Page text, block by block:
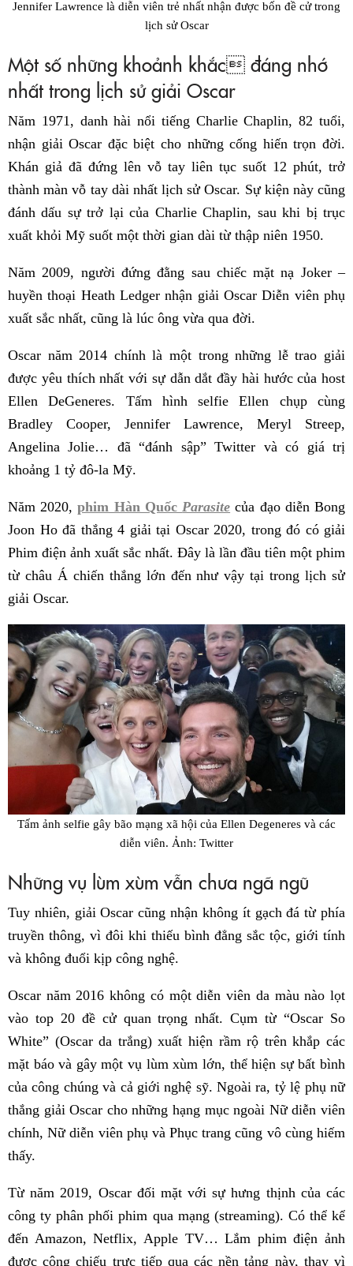
Jennifer Lawrence là diễn viên trẻ nhất nhận được bốn đề cử trong
lịch sử Oscar
Một số những khoảnh khắc đáng nhớ
nhất trong lịch sử giải Oscar
Năm 1971, danh hài nổi tiếng Charlie Chaplin, 82 tuổi,
nhận giải Oscar đặc biệt cho những cống hiến trọn đời.
Khán giả đã đứng lên vỗ tay liên tục suốt 12 phút, trở
thành màn vỗ tay dài nhất lịch sử Oscar. Sự kiện này cũng
đánh dấu sự trở lại của Charlie Chaplin, sau khi bị trục
xuất khỏi Mỹ suốt một thời gian dài từ thập niên 1950.
Năm 2009, người đứng đằng sau chiếc mặt nạ Joker –
huyền thoại Heath Ledger nhận giải Oscar Diễn viên phụ
xuất sắc nhất, cũng là lúc ông vừa qua đời.
Oscar năm 2014 chính là một trong những lễ trao giải
được yêu thích nhất với sự dẫn dắt đầy hài hước của host
Ellen DeGeneres. Tấm hình selfie Ellen chụp cùng
Bradley Cooper, Jennifer Lawrence, Meryl Streep,
Angelina Jolie… đã “đánh sập” Twitter và có giá trị
khoảng 1 tỷ đô-la Mỹ.
Năm 2020,phim Hàn Quốc Parasite của đạo diễn Bong
Joon Ho đã thắng 4 giải tại Oscar 2020, trong đó có giải
Phim điện ảnh xuất sắc nhất. Đây là lần đầu tiên một phim
từ châu Á chiến thắng lớn đến như vậy tại trong lịch sử
giải Oscar.
Tấm ảnh selfie gây bão mạng xã hội của Ellen Degeneres và các
diễn viên. Ảnh: Twitter
Những vụ lùm xùm vẫn chưa ngã ngũ
Tuy nhiên, giải Oscar cũng nhận không ít gạch đá từ phía
truyền thông, vì đôi khi thiếu bình đẳng sắc tộc, giới tính
và không đuổi kịp công nghệ.
Oscar năm 2016 không có một diễn viên da màu nào lọt
vào top 20 đề cử quan trọng nhất. Cụm từ “Oscar So
White” (Oscar da trắng) xuất hiện rầm rộ trên khắp các
mặt báo và gây một vụ lùm xùm lớn, thể hiện sự bất bình
của công chúng và cả giới nghệ sỹ. Ngoài ra, tỷ lệ phụ nữ
thắng giải Oscar cho những hạng mục ngoài Nữ diễn viên
chính, Nữ diễn viên phụ và Phục trang cũng vô cùng hiếm
thấy.
Từ năm 2019, Oscar đối mặt với sự hưng thịnh của các
công ty phân phối phim qua mạng (streaming). Có thể kể
đến Amazon, Netflix, Apple TV… Lắm phim điện ảnh
được công chiếu trực tiếp qua các nền tảng này, thay vì